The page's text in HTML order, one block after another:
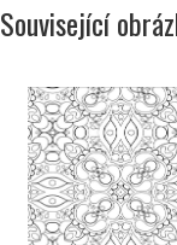
Související